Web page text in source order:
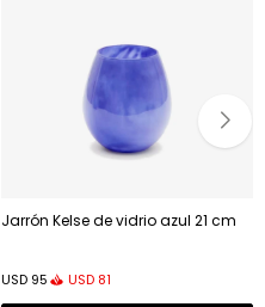
Jarrón Kelse de vidrio azul 21 cm
USD 95 USD 81